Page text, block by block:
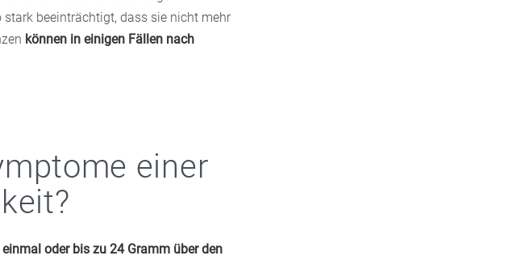
beeinträchtigt, dass sie nicht mehr
können in einigen Fällen nach
einer
oder bis zu 24 Gramm über den